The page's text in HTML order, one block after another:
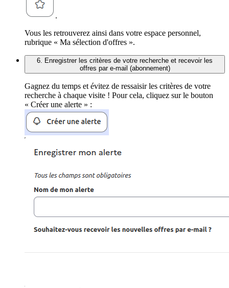
.
Vous les retrouverez ainsi dans votre espace personnel,
rubrique « Ma sélection d'offres ».
6. Enregistrer les critères de votre recherche et recevoir les
offres par e-mail (abonnement)
Gagnez du temps et évitez de ressaisir les critères de votre
recherche à chaque visite ! Pour cela, cliquez sur le bouton
« Créer une alerte » :